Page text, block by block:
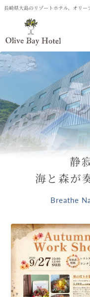
ンツに
進む
長崎県大島のリゾートホテル、オリー
静
海と森が
Breathe